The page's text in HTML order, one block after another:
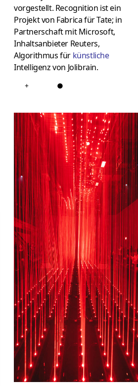
vorgestellt. Recognition ist ein
Projekt von Fabrica für Tate; in
Partnerschaft mit Microsoft,
Inhaltsanbieter Reuters,
Algorithmus für künstliche
Intelligenz von Jolibrain.
+ ●